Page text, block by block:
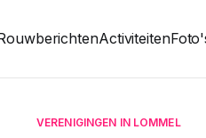
Activiteiten
VERENIGINGEN IN LOMMEL